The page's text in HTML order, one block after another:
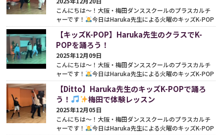
こんにちは〜！大阪・梅田ダンススクールのプラスカルチ
ャーです！
今日はHaruka先生による火曜のキッズK-POP
クラスをご紹介します♪
今回のレッスンでは、前回に
引...続きをみる
【キッズK-POP】Haruka先生のクラスでK-
POPを踊ろう！
2025年12月09日
こんにちは〜！大阪・梅田ダンススクールのプラスカルチ
ャーです！
今日はHaruka先生による火曜のキッズK-POP
クラスをご紹介します♪ このクラスは、初心者向けの入...
続きをみる
【Ditto】Haruka先生のキッズK-POPで踊ろ
う！
梅田で体験レッスン
2025年12月05日
こんにちは〜！大阪・梅田ダンススクールのプラスカルチ
ャーです！
今日はHaruka先生による火曜のキッズK-POP